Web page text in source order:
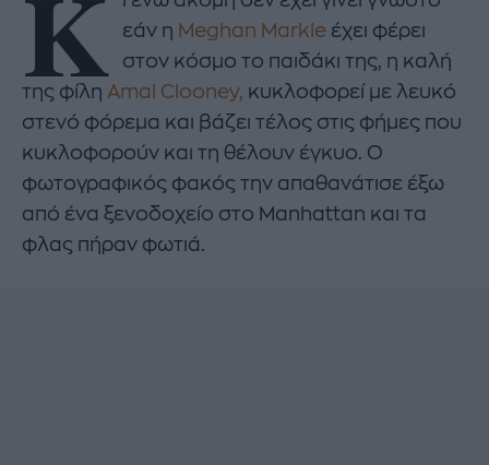
εάν η Meghan Markle έχει φέρει
στον κόσμο το παιδάκι της, η καλή
της φίλη Amal Clooney, κυκλοφορεί με λευκό
στενό φόρεμα και βάζει τέλος στις φήμες που
κυκλοφορούν και τη θέλουν έγκυο. Ο
φωτογραφικός φακός την απαθανάτισε έξω
από ένα ξενοδοχείο στο Manhattan και τα
φλας πήραν φωτιά.